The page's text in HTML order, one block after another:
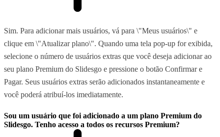
Sim. Para adicionar mais usuários, vá para \"Meus usuários\" e
clique em \"Atualizar plano\". Quando uma tela pop-up for exibida,
selecione o número de usuários extras que você deseja adicionar ao
seu plano Premium do Slidesgo e pressione o botão Confirmar e
Pagar. Seus usuários extras serão adicionados instantaneamente e
você poderá atribuí-los imediatamente.
Sou um usuário que foi adicionado a um plano Premium do
Slidesgo. Tenho acesso a todos os recursos Premium?